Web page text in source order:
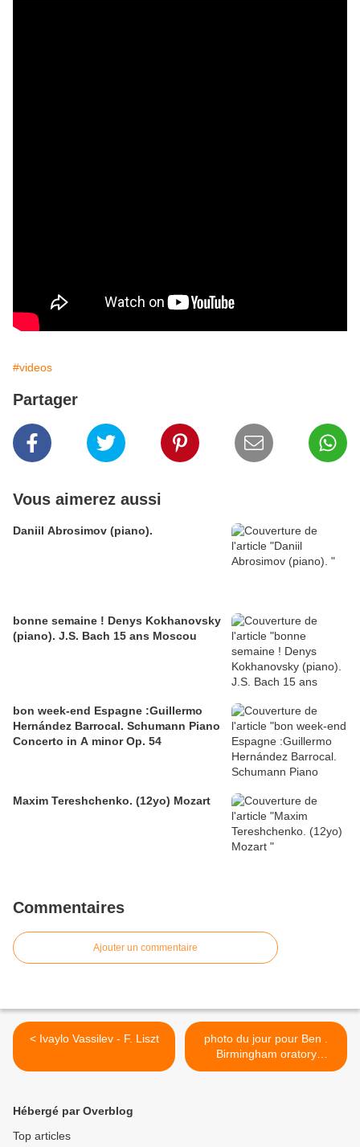
#videos
Partager
Vous aimerez aussi
Daniil Abrosimov (piano).
bonne semaine ! Denys Kokhanovsky
(piano). J.S. Bach 15 ans Moscou
bon week-end Espagne :Guillermo
Hernández Barrocal. Schumann Piano
Concerto in A minor Op. 54
Maxim Tereshchenko. (12yo) Mozart
Commentaires
Ajouter un commentaire
< Ivaylo Vassilev - F. Liszt
photo du jour pour Ben .
Birmingham oratory
Christus vincit, Christus
Hébergé par Overblog
Top articles